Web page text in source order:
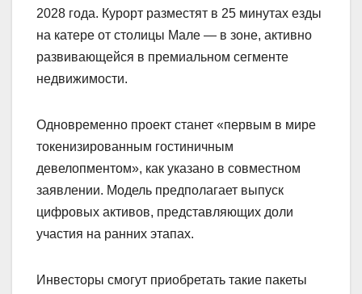
2028 года. Курорт разместят в 25 минутах езды
на катере от столицы Мале — в зоне, активно
развивающейся в премиальном сегменте
недвижимости.
Одновременно проект станет «первым в мире
токенизированным гостиничным
девелопментом», как указано в совместном
заявлении. Модель предполагает выпуск
цифровых активов, представляющих доли
участия на ранних этапах.
Инвесторы смогут приобретать такие пакеты